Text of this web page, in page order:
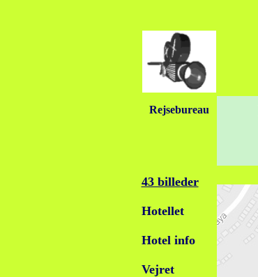
Rejsebureau
43 billeder
Hotellet
Hotel info
Vejret